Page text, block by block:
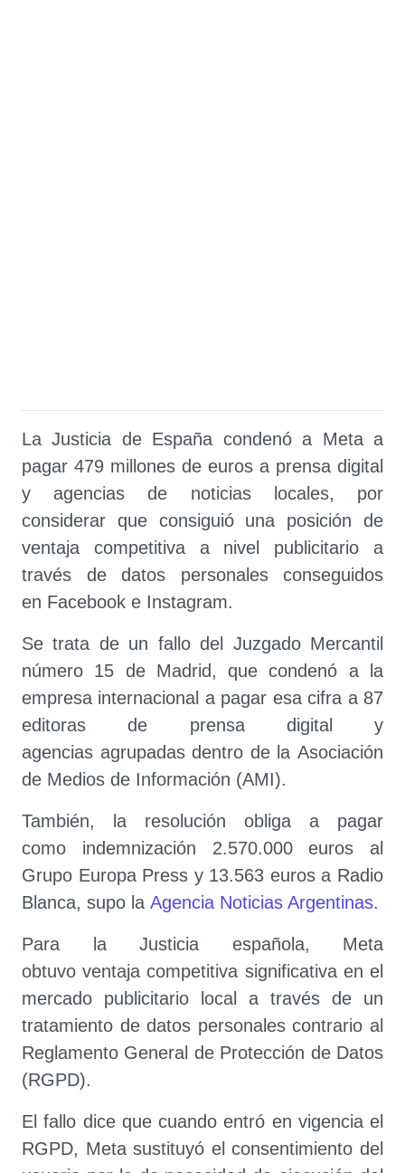
La Justicia de España condenó a Meta a
pagar 479 millones de euros a prensa digital
y agencias de noticias locales, por
considerar que consiguió una posición de
ventaja competitiva a nivel publicitario a
través de datos personales conseguidos
en Facebook e Instagram.
Se trata de un fallo del Juzgado Mercantil
número 15 de Madrid, que condenó a la
empresa internacional a pagar esa cifra a 87
editoras de prensa digital y
agencias agrupadas dentro de la Asociación
de Medios de Información (AMI).
También, la resolución obliga a pagar
como indemnización 2.570.000 euros al
Grupo Europa Press y 13.563 euros a Radio
Blanca, supo la Agencia Noticias Argentinas.
Para la Justicia española, Meta
obtuvo ventaja competitiva significativa en el
mercado publicitario local a través de un
tratamiento de datos personales contrario al
Reglamento General de Protección de Datos
(RGPD).
El fallo dice que cuando entró en vigencia el
RGPD, Meta sustituyó el consentimiento del